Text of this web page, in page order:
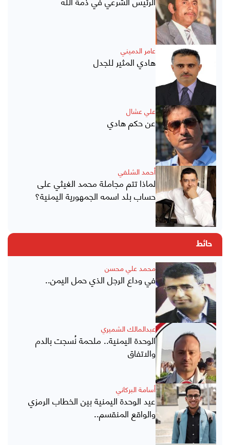
عامر الدميني
هادي المثير للجدل
علي عشال
عن حكم هادي
أحمد الشلفي
لماذا تتم مجاملة محمد الغيثي على
حساب بلد اسمه الجمهورية اليمنية؟
حائط
محمد علي محسن
في وداع الرجل الذي حمل اليمن..
عبدالمالك الشميري
الوحدة اليمنية.. ملحمة نُسجت بالدم
والاتفاق
أسامة البركاني
عيد الوحدة اليمنية بين الخطاب الرمزي
والواقع المنقسم..